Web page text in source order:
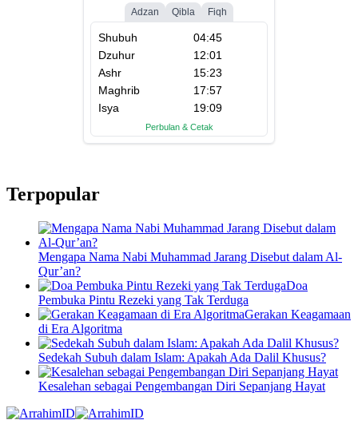
Terpopular
Mengapa Nama Nabi Muhammad Jarang Disebut dalam Al-
Qur’an?
Doa
Pembuka Pintu Rezeki yang Tak Terduga
Gerakan Keagamaan
di Era Algoritma
Sedekah Subuh dalam Islam: Apakah Ada Dalil Khusus?
Kesalehan sebagai Pengembangan Diri Sepanjang Hayat